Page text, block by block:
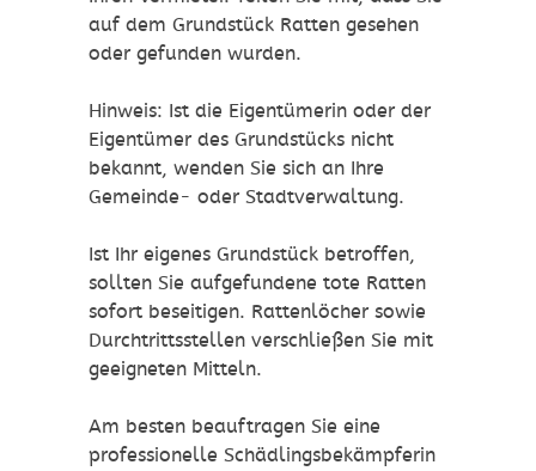
auf dem Grundstück Ratten gesehen
oder gefunden wurden.
Hinweis: Ist die Eigentümerin oder der
Eigentümer des Grundstücks nicht
bekannt, wenden Sie sich an Ihre
Gemeinde- oder Stadtverwaltung.
Ist Ihr eigenes Grundstück betroffen,
sollten Sie aufgefundene tote Ratten
sofort beseitigen. Rattenlöcher sowie
Durchtrittsstellen verschließen Sie mit
geeigneten Mitteln.
Am besten beauftragen Sie eine
professionelle Schädlingsbekämpferin